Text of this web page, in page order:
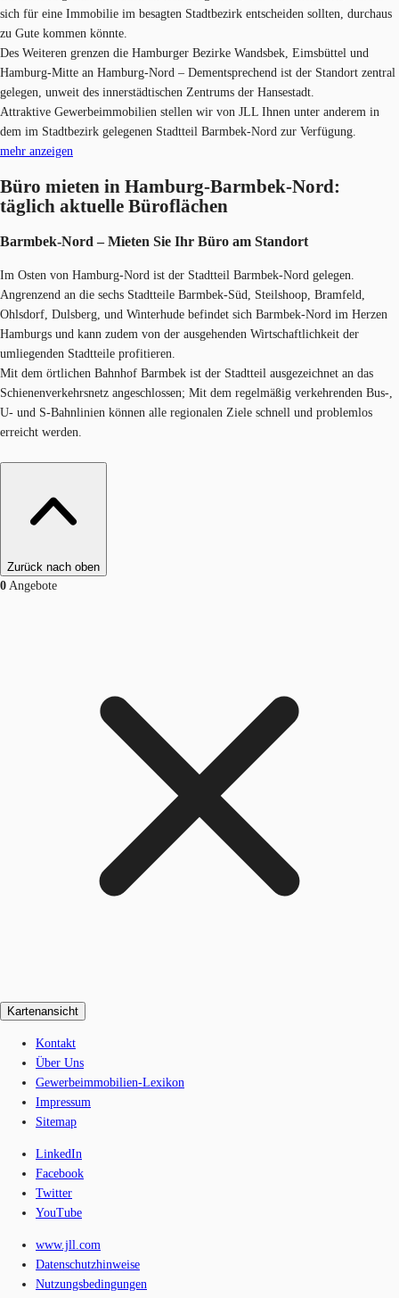
sich für eine Immobilie im besagten Stadtbezirk entscheiden sollten, durchaus
zu Gute kommen könnte.
Des Weiteren grenzen die Hamburger Bezirke Wandsbek, Eimsbüttel und
Hamburg-Mitte an Hamburg-Nord – Dementsprechend ist der Standort zentral
gelegen, unweit des innerstädtischen Zentrums der Hansestadt.
Attraktive Gewerbeimmobilien stellen wir von JLL Ihnen unter anderem in
dem im Stadtbezirk gelegenen Stadtteil Barmbek-Nord zur Verfügung.
mehr anzeigen
Büro mieten in Hamburg-Barmbek-Nord:
täglich aktuelle Büroflächen
Barmbek-Nord – Mieten Sie Ihr Büro am Stand​ort
Im Osten von Hamburg-Nord ist der Stadtteil Barmbek-Nord gelegen.
Angrenzend an die sechs Stadtteile Barmbek-Süd, Steilshoop, Bramfeld,
Ohlsdorf, Dulsberg, und Winterhude befindet sich Barmbek-Nord im Herzen
Hamburgs und kann zudem von der ausgehenden Wirtschaftlichkeit der
umliegenden Stadtteile profitieren.
Mit dem örtlichen Bahnhof Barmbek ist der Stadtteil ausgezeichnet an das
Schienenverkehrsnetz angeschlossen; Mit dem regelmäßig verkehrenden Bus-,
U- und S-Bahnlinien können alle regionalen Ziele schnell und problemlos
erreicht werden.
Zurück nach oben
0 Angebote
Kartenansicht
Kontakt
Über Uns
Gewerbeimmobilien-Lexikon
Impressum
Sitemap
LinkedIn
Facebook
Twitter
YouTube
www.jll.com
Datenschutzhinweise
Nutzungsbedingungen